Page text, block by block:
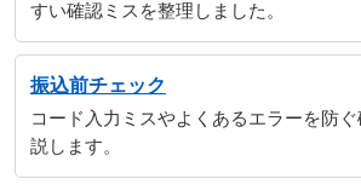
すい確認ミスを整理しました。
振込前チェック
コード入力ミスやよくあるエラーを防
説します。